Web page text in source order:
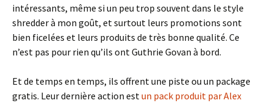
intéressants, même si un peu trop souvent dans le style
shredder à mon goût, et surtout leurs promotions sont
bien ficelées et leurs produits de très bonne qualité. Ce
n’est pas pour rien qu’ils ont Guthrie Govan à bord.
Et de temps en temps, ils offrent une piste ou un package
gratis. Leur dernière action est un pack produit par Alex